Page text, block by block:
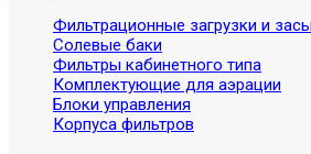
Фильтрационные загрузки и
Солевые баки
Фильтры кабинетного типа
Комплектующие для аэрации
Блоки управления
Корпуса фильтров